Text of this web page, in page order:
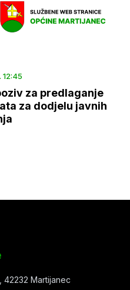
12:45
za predlaganje
za dodjelu javnih
42232 Martijanec